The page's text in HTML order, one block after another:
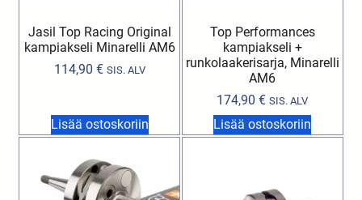
Jasil Top Racing Original
kampiakseli Minarelli AM6
114,90 € SIS. ALV
Lisää ostoskoriin
Top Performances
kampiakseli +
runkolaakerisarja, Minarelli
AM6
174,90€ SIS. ALV
Lisää ostoskoriin